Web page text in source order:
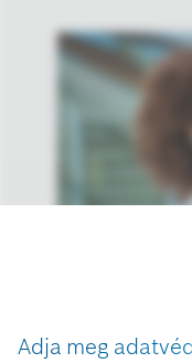
Adja meg
számára